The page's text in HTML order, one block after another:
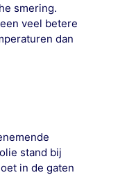
smering.
veel betere
dan
stand bij
in de gaten